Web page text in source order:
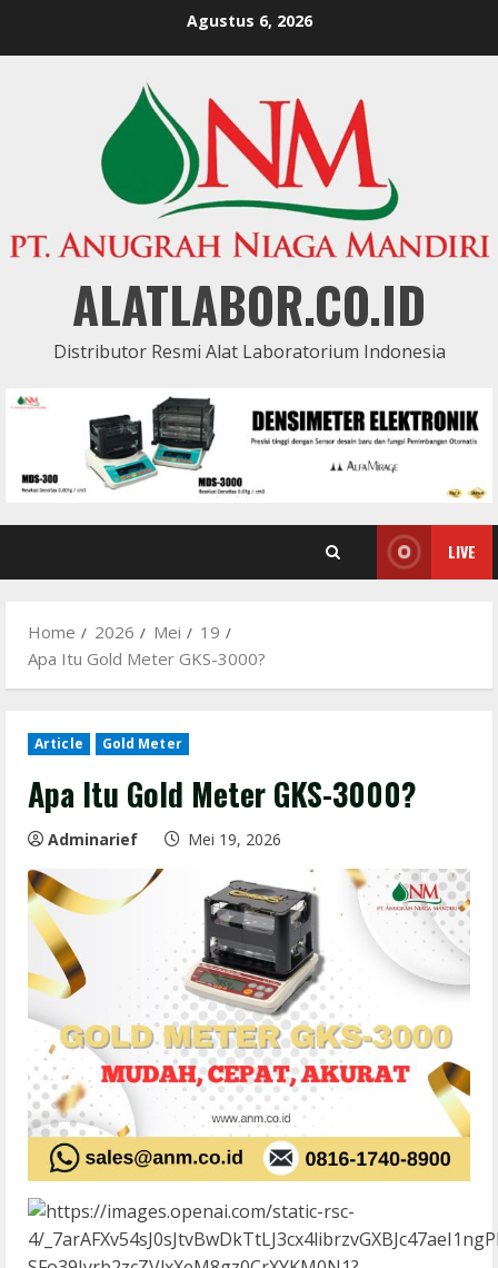
Agustus 6, 2026
ALATLABOR.CO.ID
Distributor Resmi Alat Laboratorium Indonesia
LIVE
Home 2026 Mei
19
Apa Itu Gold Meter GKS-3000?
Article Gold Meter
Apa Itu Gold Meter GKS-3000?
Adminarief Mei 19, 2026